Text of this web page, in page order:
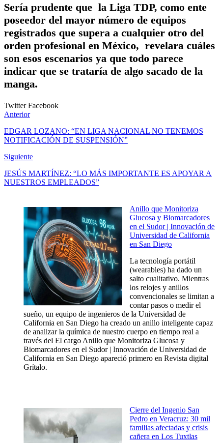
Sería prudente que la Liga TDP, como ente
poseedor del mayor número de equipos
registrados que supera a cualquier otro del
orden profesional en México, revelara cuáles
son esos escenarios ya que todo parece
indicar que se trataría de algo sacado de la
manga.
TwitterFacebook
Anterior
EDGAR LOZANO: “EN LIGA NACIONAL NO TENEMOS
NOTIFICACIÓN DE SUSPENSIÓN”
Siguiente
JESÚS MARTÍNEZ: “LO MÁS IMPORTANTE ES APOYAR A
NUESTROS EMPLEADOS”
Anillo que Monitoriza
Glucosa y Biomarcadores
en el Sudor | Innovación de
Universidad de California
en San Diego
La tecnología portátil
(wearables) ha dado un
salto cualitativo. Mientras
los relojes y anillos
convencionales se limitan a
contar pasos o medir el
sueño, un equipo de ingenieros de la Universidad de
California en San Diego ha creado un anillo inteligente capaz
de analizar la química de nuestro cuerpo en tiempo real a
través del El cargo Anillo que Monitoriza Glucosa y
Biomarcadores en el Sudor | Innovación de Universidad de
California en San Diego apareció primero en Revista digital
Grítalo.
Cierre del Ingenio San
Pedro en Veracruz: 30 mil
familias afectadas y crisis
cañera en Los Tuxtlas